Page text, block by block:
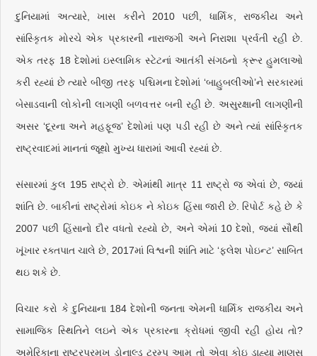
દુનિયામાં અત્યારે, ખાસ કરીને 2010 પછી, ધાર્મિક, રાજકીય અને
સાંસ્કૃિતક મોરચે એક પ્રકારની નારાજગી અને નિરાશા પ્રર્વતી રહી છે.
એક તરફ 18 દેશોમાં ઇસ્લામિક સ્ટેટનાં આતંકી સંગઠનો ક્રૂર હુમલાઓ
કરી રહ્યાં છે ત્યારે બીજી તરફ પશ્ચિમના દેશોમાં ‘બાહુબલીઓ’ને સરકારમાં
બેસાડવાની લોકોની લાગણી બળવત્તર બની રહી છે. અસુરક્ષાની લાગણીની
અસર ‘દૂરના અને મહફૂજ’ દેશોમાં પણ પડી રહી છે અને ત્યાં સાંસ્કૃિતક
રાષ્ટ્રવાદમાં માનતાં જૂથો મુખ્ય ધારામાં આવી રહ્યાં છે.
સંસારમાં કુલ 195 રાષ્ટ્રો છે. એમાંથી માત્ર 11 રાષ્ટ્રો જ એવાં છે, જ્યાં
શાંતિ છે. બાકીનાં રાષ્ટ્રોમાં કોઇક ને કોઇક હિંસા જારી છે. રિપોર્ટ કહે છે કે
2007 પછી હિંસાનો દૌર વધતો રહ્યો છે, અને એમાં 10 દેશો, જ્યાં સૌથી
ખૂંખાર રક્તપાત ચાલે છે, 2017માં વિશ્વની શાંતિ માટે ‘ફ્લેશ પોઇન્ટ’ સાબિત
થઇ શકે છે.
વિચાર કરો કે દુનિયાના 184 દેશોની જનતા એમની ધાર્મિક રાજકીય અને
સામાજિક સ્થિતિને લઇને એક પ્રકારના ક્રોધમાં જીવી રહી હોય તો?
અમેરિકાના રાષ્ટ્રપ્રમુખ ડોનાલ્ડ ટ્રમ્પ આમ તો એવા કોઇ ડાહ્યા માણસ